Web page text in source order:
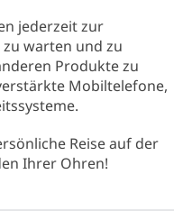
jederzeit zur
warten und zu
Produkte zu
Mobiltelefone,
Reise auf der
Ihrer Ohren!